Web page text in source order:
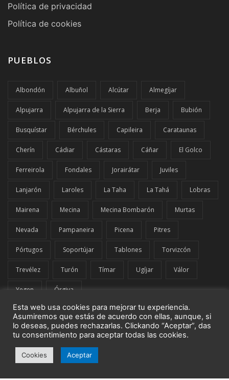
Política de privacidad
Política de cookies
PUEBLOS
Albondón Albuñol Alcútar Almegíjar
Alpujarra Alpujarra de la Sierra Berja Bubión
Busquístar Bérchules Capileira Carataunas
Cherín Cádiar Cástaras Cáñar El Golco
Ferreirola Fondales Jorairátar Juviles
Lanjarón Laroles La Taha La Tahá Lobras
Mairena Mecina Mecina Bombarón Murtas
Nevada Pampaneira Picena Pitres
Pórtugos Soportújar Tablones Torvizcón
Trevélez Turón Tímar Ugíjar Válor
Yegen Órgiva
© El Comarcal de La Alpujarra | G42849919 | Todos los derechos
reservados.
Esta web usa cookies para mejorar tu experiencia.
Asumiremos que estás de acuerdo con ellas, aunque, si
lo deseas, puedes rechazarlas. Clickando “Aceptar”, das
tu consentimiento para aceptar todas las cookies.
Cookies Aceptar